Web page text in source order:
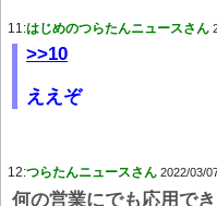
11:はじめのつらたんニュースさん
>>10
ええぞ
12:つらたんニュースさん 2022/03/
何の営業にでも応用で